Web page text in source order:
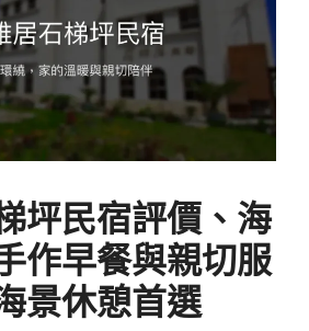
坪民宿評價、海
作早餐與親切服
景休憩首選